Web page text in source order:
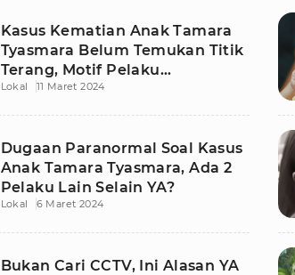
Kasus Kematian Anak Tamara
Tyasmara Belum Temukan Titik
Terang, Motif Pelaku
Dipertanyakan
Lokal 11 Maret 2024
Dugaan Paranormal Soal Kasus
Anak Tamara Tyasmara, Ada 2
Pelaku Lain Selain YA?
Lokal 6 Maret 2024
Bukan Cari CCTV, Ini Alasan YA